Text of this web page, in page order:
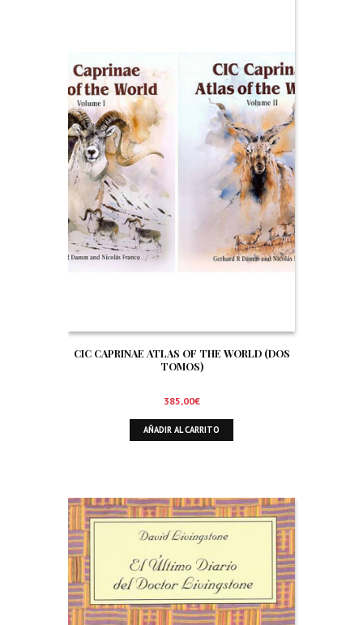
CIC CAPRINAE ATLAS OF THE WORLD (DOS
TOMOS)
385,00€
AÑADIR AL CARRITO